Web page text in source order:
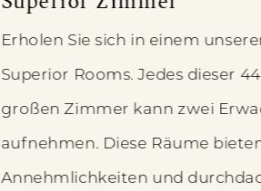
Erholen Sie sich in einem
Superior Rooms. Jedes dieser
großen Zimmer kann zwei
aufnehmen. Diese Räume
Annehmlichkeiten und